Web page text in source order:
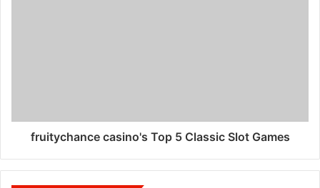
fruitychance casino's Top 5 Classic Slot Games